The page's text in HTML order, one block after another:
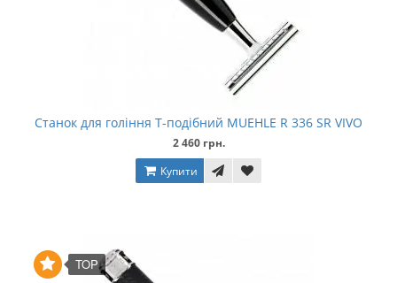
Станок для гоління Т-подібний MUEHLE R 336 SR VIVO
2 460 грн.
Купити
TOP